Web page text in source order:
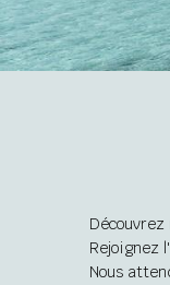
Rejoignez
Nous